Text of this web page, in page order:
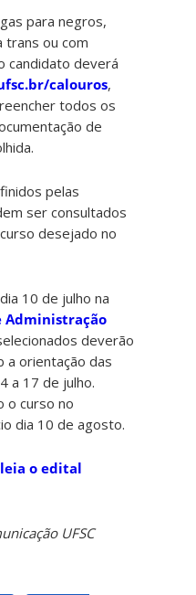
para negros,
trans ou com
candidato deverá
calouros,
todos os
de
pelas
ser consultados
desejado no
10 de julho na
Administração
deverão
a orientação das
a 17 de julho.
o curso no
dia 10 de agosto.
o edital
UFSC